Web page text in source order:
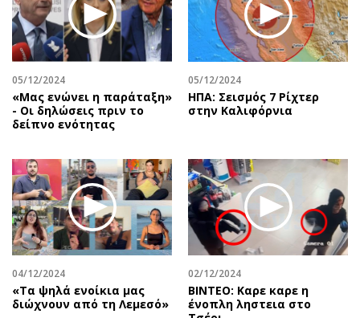
Εικαστικά
Βιβλίο
Χειρόγραφα
Προσφορές
Προσωπικότητες στην ''Κ''
Επιστολές
05/12/2024
«Μας ενώνει η παράταξη»
- Οι δηλώσεις πριν το
δείπνο ενότητας
05/12/2024
ΗΠΑ: Σεισμός 7 Ρίχτερ
στην Καλιφόρνια
04/12/2024
«Τα ψηλά ενοίκια μας
διώχνουν από τη Λεμεσό»
02/12/2024
ΒΙΝΤΕΟ: Καρε καρε η
ένοπλη ληστεια στο